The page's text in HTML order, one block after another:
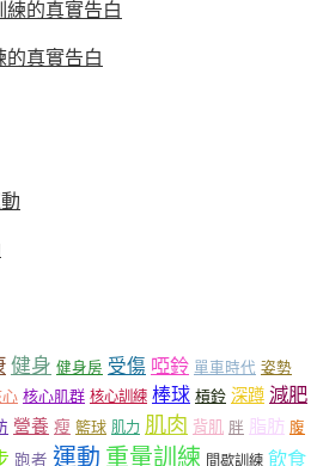
的真實告白
健身 健身房 受傷 啞鈴 單車時代 姿勢
核心肌群 核心訓練 棒球 槓鈴 深蹲 減肥
營養 瘦 籃球 肌力 肌肉 背肌 胖 脂肪 腹
跑者 運動 重量訓練 間歇訓練 飲食